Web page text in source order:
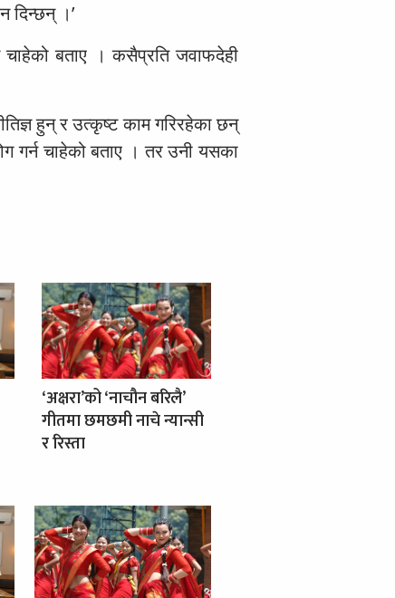
दिन्छन् ।’
चाहेको बताए । कसैप्रति जवाफदेही
हुन् र उत्कृष्ट काम गरिरहेका छन्
गर्न चाहेको बताए । तर उनी यसका
‘अक्षरा’को ‘नाचौन बरिलै’
गीतमा छमछमी नाचे न्यान्सी
र रिस्ता